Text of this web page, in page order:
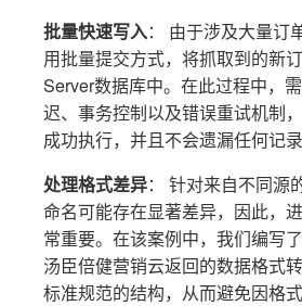
批量快速写入： 由于涉及大量订
用批量提交方式，将抓取到的新
Server数据库中。在此过程中，
迟、事务控制以及错误重试机制
成功执行，并且不会遗漏任何记录
处理格式差异： 针对来自不同源
命名可能存在显著差异，因此，
常重要。在该案例中，我们编写
汤臣倍健营销云返回的数据格式
标准规范的结构，从而避免因格